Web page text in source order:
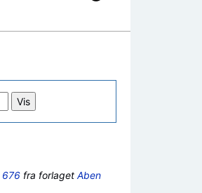
676 fra forlagetAben